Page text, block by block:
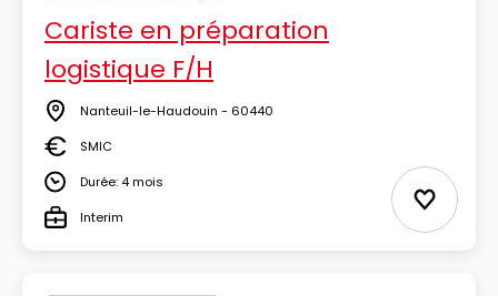
Cariste en préparation
logistique F/H
Lieu Nanteuil-le-Haudouin - 60440
Salaire
SMIC
DuréeDurée: 4 mois
TypeInterim Ajouter